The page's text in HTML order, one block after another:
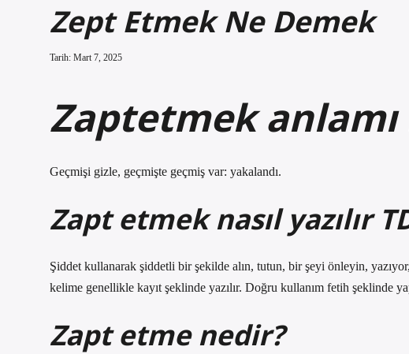
Zept Etmek Ne Demek
Tarih: Mart 7, 2025
Zaptetmek
Geçmişi gizle, geçmişte geçmiş var: yakalandı.
Zapt etmek nasıl yazılır
Şiddet kullanarak şiddetli bir şekilde alın, tutun, bir şeyi önleyin,
kelime genellikle kayıt şeklinde yazılır. Doğru kullanım fetih şeklinde
Zapt etme nedir?